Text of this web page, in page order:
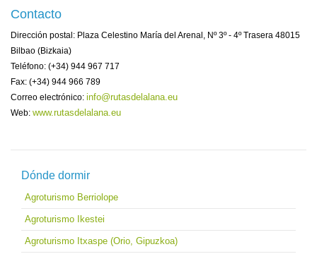
Contacto
Dirección postal: Plaza Celestino María del Arenal, Nº 3º - 4º Trasera 48015
Bilbao (Bizkaia)
Teléfono: (+34) 944 967 717
Fax: (+34) 944 966 789
Correo electrónico: info@rutasdelalana.eu
Web: www.rutasdelalana.eu
Dónde dormir
Agroturismo Berriolope
Agroturismo Ikestei
Agroturismo Itxaspe (Orio, Gipuzkoa)